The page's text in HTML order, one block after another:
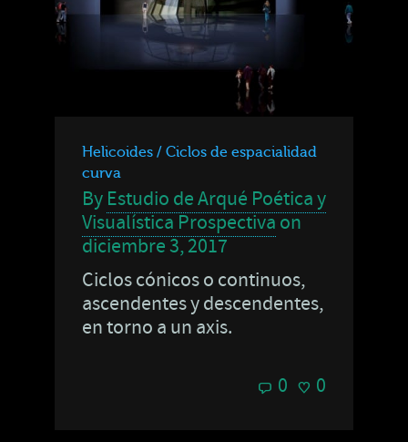
Helicoides / Ciclos de espacialidad
curva
By Estudio de Arqué Poética y
Visualística Prospectiva on
diciembre 3, 2017
Ciclos cónicos o continuos,
ascendentes y descendentes,
en torno a un axis.
0 0